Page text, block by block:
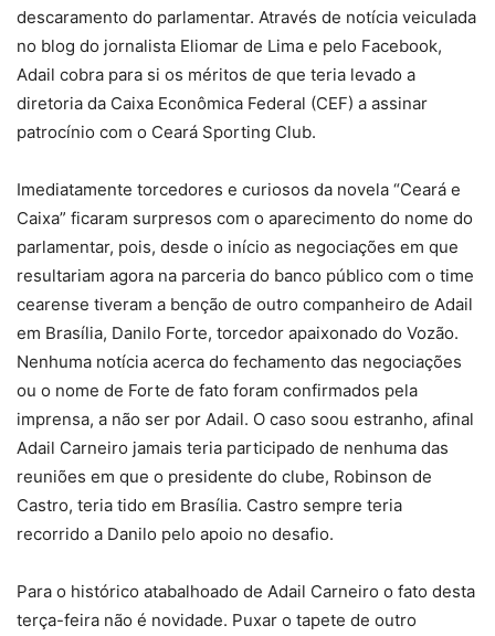
descaramento do parlamentar. Através de notícia veiculada
no blog do jornalista Eliomar de Lima e pelo Facebook,
Adail cobra para si os méritos de que teria levado a
diretoria da Caixa Econômica Federal (CEF) a assinar
patrocínio com o Ceará Sporting Club.
Imediatamente torcedores e curiosos da novela “Ceará e
Caixa” ficaram surpresos com o aparecimento do nome do
parlamentar, pois, desde o início as negociações em que
resultariam agora na parceria do banco público com o time
cearense tiveram a benção de outro companheiro de Adail
em Brasília, Danilo Forte, torcedor apaixonado do Vozão.
Nenhuma notícia acerca do fechamento das negociações
ou o nome de Forte de fato foram confirmados pela
imprensa, a não ser por Adail. O caso soou estranho, afinal
Adail Carneiro jamais teria participado de nenhuma das
reuniões em que o presidente do clube, Robinson de
Castro, teria tido em Brasília. Castro sempre teria
recorrido a Danilo pelo apoio no desafio.
Para o histórico atabalhoado de Adail Carneiro o fato desta
terça-feira não é novidade. Puxar o tapete de outro